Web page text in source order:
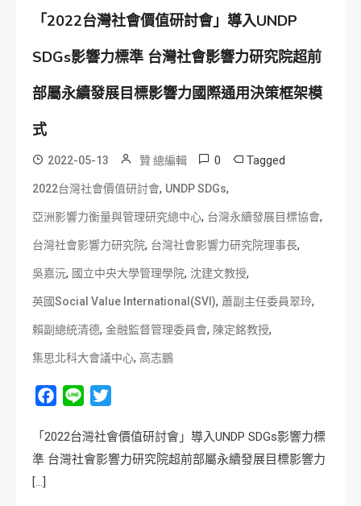
「2022台灣社會價值研討會」導入UNDP
SDGs影響力標準 台灣社會影響力研究院超前
部屬永續發展目標影響力國際通用決策框架模
式
2022-05-13 贊 總編輯 0 Tagged
2022台灣社會價值研討會, UNDP SDGs,
亞洲影響力衡量與管理研究總中心, 台灣永續發展目標協會,
台灣社會影響力研究院, 台灣社會影響力研究院理事長,
吳嘉沅, 國立中央大學管理學院, 沈建文教授,
英國Social Value International(SVI), 蕭副主任委員翠玲,
賴副總統清德, 金融監督管理委員會, 陳定銘教授,
集思北科大會議中心, 高志鵬
Facebook
Line
「2022台灣社會價值研討會」導入UNDP SDGs影響力標
準 台灣社會影響力研究院超前部屬永續發展目標影響力
[…]